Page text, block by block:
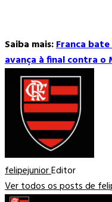
Saiba mais:Franca
avança à final contra o
felipejuniorEditor
Ver todos os posts de